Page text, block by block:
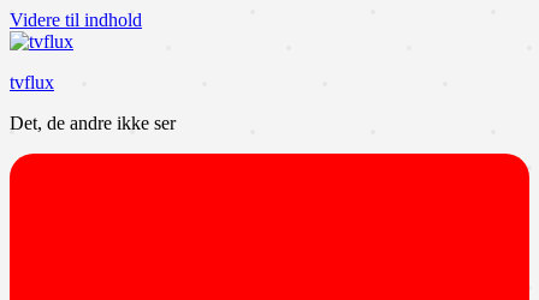
Videre til indhold
tvflux
Det, de andre ikke ser